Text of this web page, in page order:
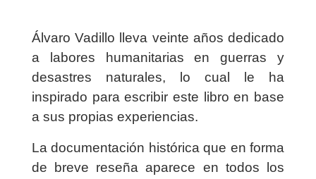
Álvaro Vadillo lleva veinte años dedicado
a labores humanitarias en guerras y
desastres naturales, lo cual le ha
inspirado para escribir este libro en base
a sus propias experiencias.
La documentación histórica que en forma
de breve reseña aparece en todos los